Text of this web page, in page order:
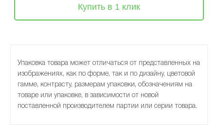
Купить в 1 клик
Упаковка товара может отличаться от представленных на
изображениях, как по форме, так и по дизайну, цветовой
гамме, контрасту, размерам упаковки, обозначениям на
товаре или упаковке, в зависимости от новой
поставленной производителем партии или серии товара.